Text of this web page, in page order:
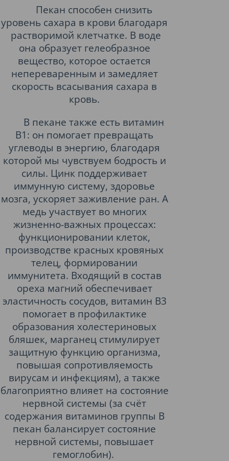
Пекан способен снизить
уровень сахара в крови благодаря
растворимой клетчатке. В воде
она образует гелеобразное
вещество, которое остается
непереваренным и замедляет
скорость всасывания сахара в
кровь.
В пекане также есть витамин
В1: он помогает превращать
углеводы в энергию, благодаря
которой мы чувствуем бодрость и
силы. Цинк поддерживает
иммунную систему, здоровье
мозга, ускоряет заживление ран. А
медь участвует во многих
жизненно-важных процессах:
функционировании клеток,
производстве красных кровяных
телец, формировании
иммунитета. Входящий в состав
ореха магний обеспечивает
эластичность сосудов, витамин В3
помогает в профилактике
образования холестериновых
бляшек, марганец стимулирует
защитную функцию организма,
повышая сопротивляемость
вирусам и инфекциям), а также
благоприятно влияет на состояние
нервной системы (за счёт
содержания витаминов группы B
пекан балансирует состояние
нервной системы, повышает
гемоглобин).